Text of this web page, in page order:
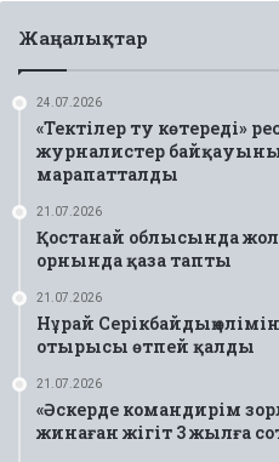
Жаңалықтар
24.07.2026
«Тектілер ту көтереді»
журналистер
марапатталды
21.07.2026
Қостанай облысында
орнында қаза тапты
21.07.2026
Нұрай Серікбайдың
отырысы өтпей қалды
21.07.2026
«Әскерде командирім
жинаған жігіт 3 жылға